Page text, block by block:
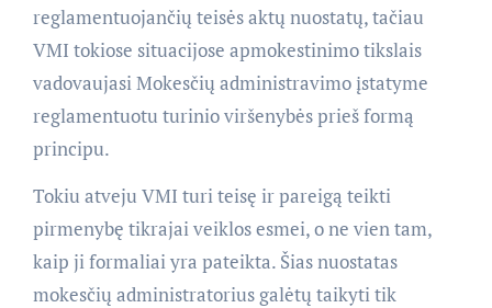
reglamentuojančių teisės aktų nuostatų, tačiau
VMI tokiose situacijose apmokestinimo tikslais
vadovaujasi Mokesčių administravimo įstatyme
reglamentuotu turinio viršenybės prieš formą
principu.
Tokiu atveju VMI turi teisę ir pareigą teikti
pirmenybę tikrajai veiklos esmei, o ne vien tam,
kaip ji formaliai yra pateikta. Šias nuostatas
mokesčių administratorius galėtų taikyti tik